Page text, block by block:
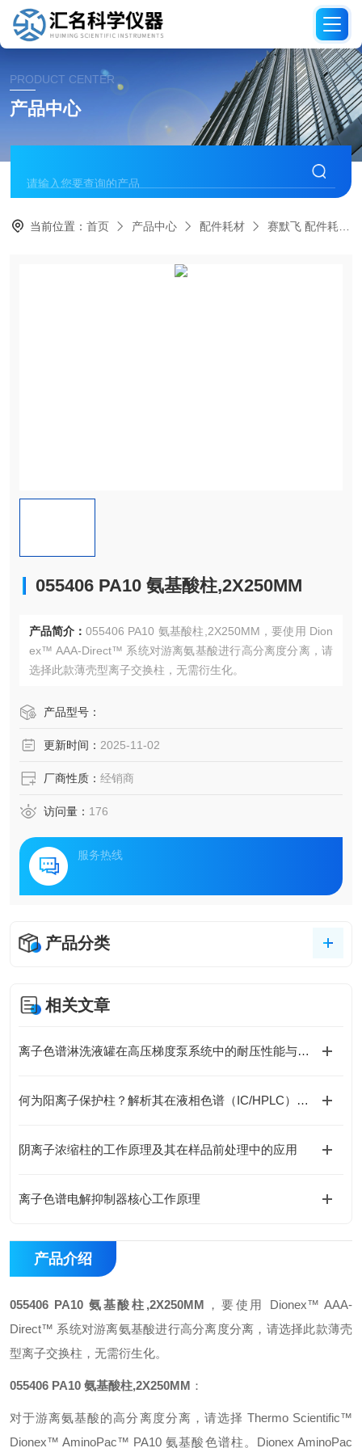
PRODUCT CENTER
产品中心
当前位置：首页 产品中心 配件耗材 赛默飞 配件耗材
055406 PA10 氨基酸柱,2X250MM
产品简介： 055406 PA10 氨基酸柱,2X250MM，要使用 Dion
ex™ AAA-Direct™ 系统对游离氨基酸进行高分离度分离，请
选择此款薄壳型离子交换柱，无需衍生化。
产品型号：
更新时间： 2025-11-02
厂商性质： 经销商
访问量： 176
服务热线
产品分类
相关文章
离子色谱淋洗液罐在高压梯度泵系统中的耐压性能与密封设计
何为阳离子保护柱？解析其在液相色谱（IC/HPLC）中的不可替代作用
阴离子浓缩柱的工作原理及其在样品前处理中的应用
离子色谱电解抑制器核心工作原理
产品介绍
055406 PA10 氨基酸柱,2X250MM ，要使用 Dionex™ AAA-
Direct™ 系统对游离氨基酸进行高分离度分离，请选择此款薄壳
型离子交换柱，无需衍生化。
055406 PA10 氨基酸柱,2X250MM ：
对于游离氨基酸的高分离度分离，请选择 Thermo Scientific™
Dionex™ AminoPac™ PA10 氨基酸色谱柱。Dionex AminoPac